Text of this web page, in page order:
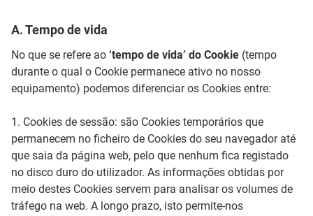
A. Tempo de vida
No que se refere ao ‘tempo de vida’ do Cookie (tempo
durante o qual o Cookie permanece ativo no nosso
equipamento) podemos diferenciar os Cookies entre:
1. Cookies de sessão: são Cookies temporários que
permanecem no ficheiro de Cookies do seu navegador até
que saia da página web, pelo que nenhum fica registado
no disco duro do utilizador. As informações obtidas por
meio destes Cookies servem para analisar os volumes de
tráfego na web. A longo prazo, isto permite-nos